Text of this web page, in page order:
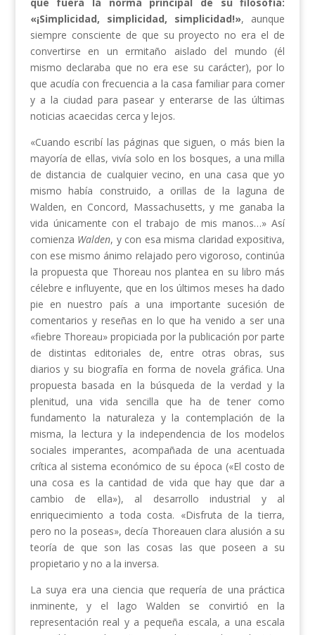
«¡Simplicidad, simplicidad, simplicidad!», aunque
siempre consciente de que su proyecto no era el de
convertirse en un ermitaño aislado del mundo (él
mismo declaraba que no era ese su carácter), por lo
que acudía con frecuencia a la casa familiar para comer
y a la ciudad para pasear y enterarse de las últimas
noticias acaecidas cerca y lejos.
«Cuando escribí las páginas que siguen, o más bien la
mayoría de ellas, vivía solo en los bosques, a una milla
de distancia de cualquier vecino, en una casa que yo
mismo había construido, a orillas de la laguna de
Walden, en Concord, Massachusetts, y me ganaba la
vida únicamente con el trabajo de mis manos…» Así
comienza Walden, y con esa misma claridad expositiva,
con ese mismo ánimo relajado pero vigoroso, continúa
la propuesta que Thoreau nos plantea en su libro más
célebre e influyente, que en los últimos meses ha dado
pie en nuestro país a una importante sucesión de
comentarios y reseñas en lo que ha venido a ser una
«fiebre Thoreau» propiciada por la publicación por parte
de distintas editoriales de, entre otras obras, sus
diarios y su biografía en forma de novela gráfica. Una
propuesta basada en la búsqueda de la verdad y la
plenitud, una vida sencilla que ha de tener como
fundamento la naturaleza y la contemplación de la
misma, la lectura y la independencia de los modelos
sociales imperantes, acompañada de una acentuada
crítica al sistema económico de su época («El costo de
una cosa es la cantidad de vida que hay que dar a
cambio de ella»), al desarrollo industrial y al
enriquecimiento a toda costa. «Disfruta de la tierra,
pero no la poseas», decía Thoreauen clara alusión a su
teoría de que son las cosas las que poseen a su
propietario y no a la inversa.
La suya era una ciencia que requería de una práctica
inminente, y el lago Walden se convirtió en la
representación real y a pequeña escala, a una escala